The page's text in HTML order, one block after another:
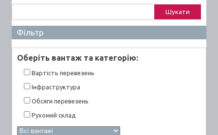
Фільтр
Оберiть вантаж та категорiю:
Вартiсть перевезень
Інфраструктура
Обсяги перевезень
Рухомий склад